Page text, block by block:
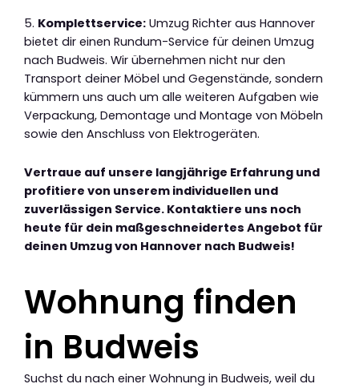
5. Komplettservice: Umzug Richter aus Hannover
bietet dir einen Rundum-Service für deinen Umzug
nach Budweis. Wir übernehmen nicht nur den
Transport deiner Möbel und Gegenstände, sondern
kümmern uns auch um alle weiteren Aufgaben wie
Verpackung, Demontage und Montage von Möbeln
sowie den Anschluss von Elektrogeräten.
Vertraue auf unsere langjährige Erfahrung und
profitiere von unserem individuellen und
zuverlässigen Service. Kontaktiere uns noch
heute für dein maßgeschneidertes Angebot für
deinen Umzug von Hannover nach Budweis!
Wohnung finden
in Budweis
Suchst du nach einer Wohnung in Budweis, weil du